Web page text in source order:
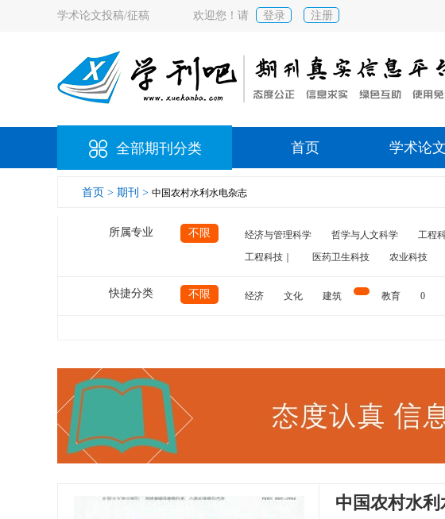
学术论文投稿/征稿 欢迎您！请 登录 注册
全部期刊分类 首页 学术论
首页 > 期刊 > 中国农村水利水电杂志
所属专业 不限 经济与管理科学 哲学与人文科学 工程
工程科技｜
医药卫生科技 农业科技
快捷分类 不限 经济 文化 建筑 教育 0
中国农村水